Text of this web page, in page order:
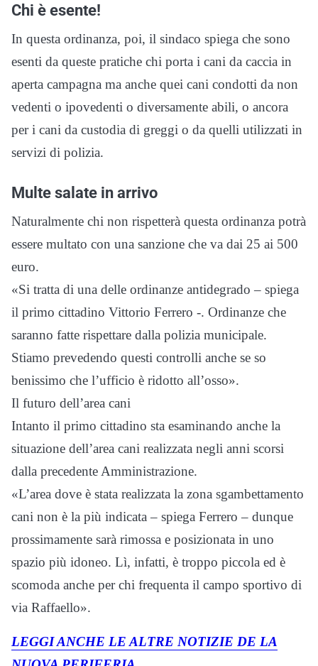
Chi è esente!
In questa ordinanza, poi, il sindaco spiega che sono
esenti da queste pratiche chi porta i cani da caccia in
aperta campagna ma anche quei cani condotti da non
vedenti o ipovedenti o diversamente abili, o ancora
per i cani da custodia di greggi o da quelli utilizzati in
servizi di polizia.
Multe salate in arrivo
Naturalmente chi non rispetterà questa ordinanza potrà
essere multato con una sanzione che va dai 25 ai 500
euro.
«Si tratta di una delle ordinanze antidegrado – spiega
il primo cittadino Vittorio Ferrero -. Ordinanze che
saranno fatte rispettare dalla polizia municipale.
Stiamo prevedendo questi controlli anche se so
benissimo che l’ufficio è ridotto all’osso».
Il futuro dell’area cani
Intanto il primo cittadino sta esaminando anche la
situazione dell’area cani realizzata negli anni scorsi
dalla precedente Amministrazione.
«L’area dove è stata realizzata la zona sgambettamento
cani non è la più indicata – spiega Ferrero – dunque
prossimamente sarà rimossa e posizionata in uno
spazio più idoneo. Lì, infatti, è troppo piccola ed è
scomoda anche per chi frequenta il campo sportivo di
via Raffaello».
LEGGI ANCHE LE ALTRE NOTIZIE DE LA